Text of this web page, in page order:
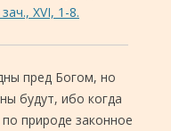
XVI, 1-8.
пред Богом, но
будут, ибо когда
природе законное